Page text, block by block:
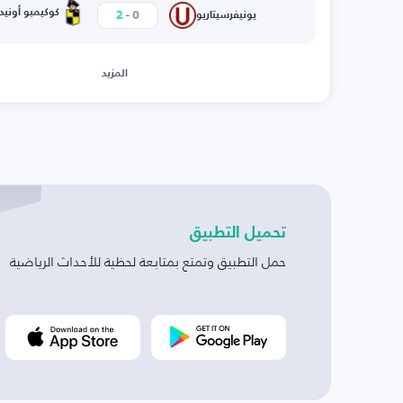
يونيفرسيتاريو 0
-
2 كوكيمبو
المزيد
تحميل التطبيق
حمل التطبيق وتمتع بمتابعة لحظية للأحداث الرياضية